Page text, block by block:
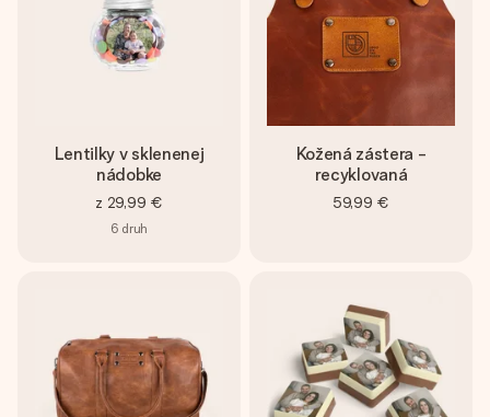
Lentilky v sklenenej
nádobke
z 29,99 €
6 druh
Kožená zástera -
recyklovaná
59,99 €